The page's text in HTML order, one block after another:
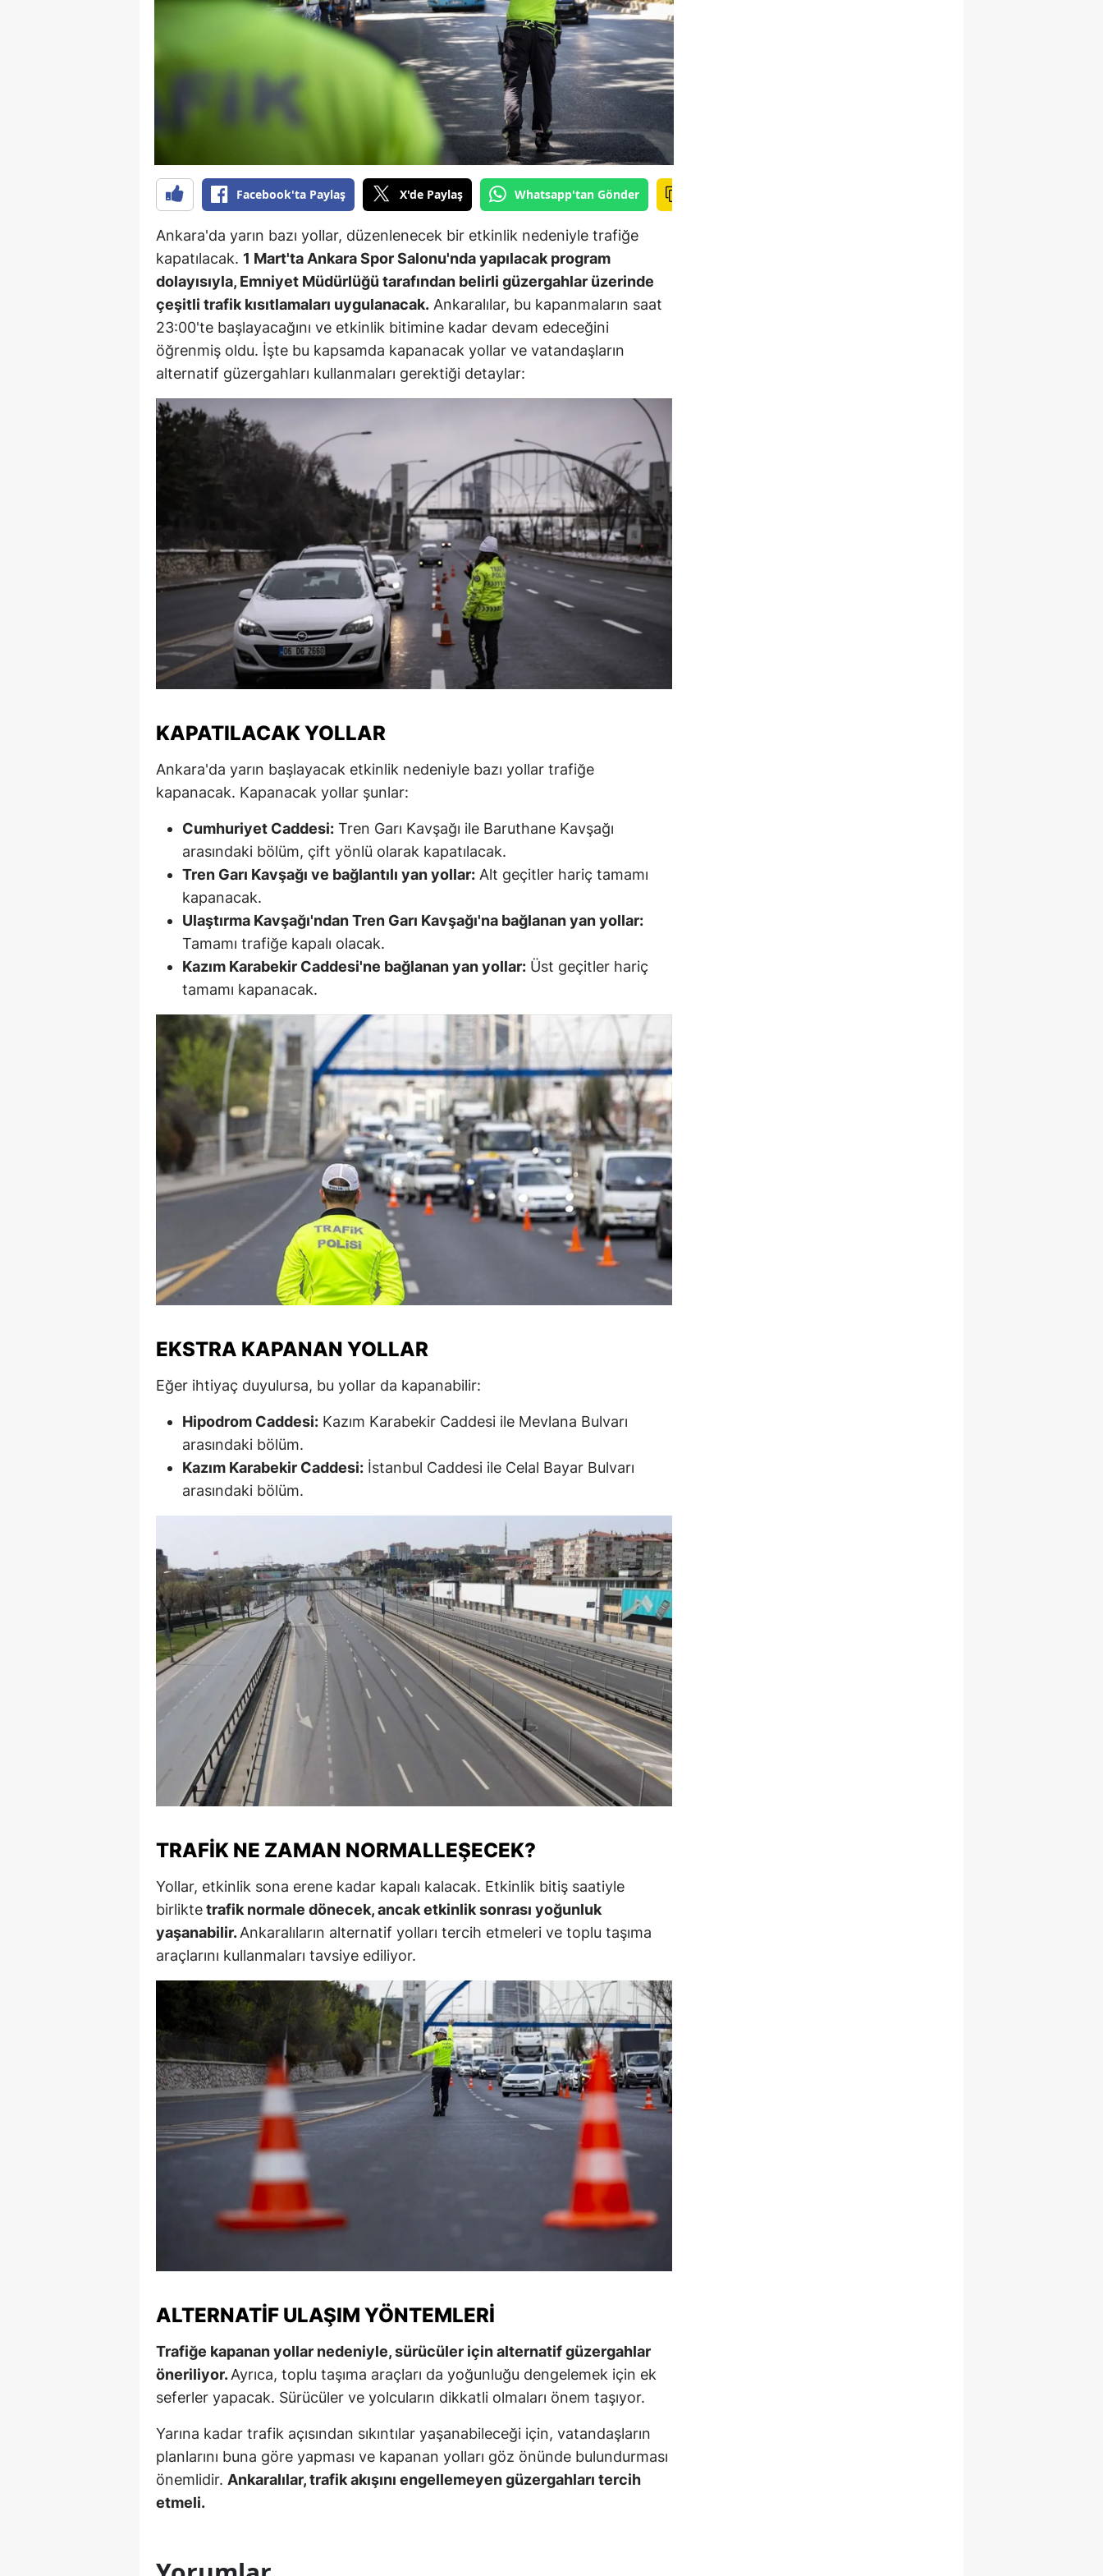
Bilecik
Bingöl
Bursa
Çankırı
Çorum
Denizli
Diyarbakır
Erzurum
Eskişehir
Gaziantep
Giresun
Gümüşhane
Hakkari
Hatay
Isparta
İstanbul
İzmir
Kars
Kayseri
Kırklareli
Kocaeli
Konya
Kütahya
Malatya
Manisa
Kahramanmaraş
Mardin
Muğla
Muş
Rize
Sakarya
Sinop
Sivas
Tekirdağ
Tokat
Trabzon
Tunceli
Şanlıurfa
Uşak
Zonguldak
Aksaray
Karaman
Kırıkkale
Batman
Şırnak
Karabük
Kilis
Osmaniye
Düzce
Facebook'ta Paylaş X'de Paylaş Whatsapp'tan Gönder
Ankara'da yarın bazı yollar, düzenlenecek bir etkinlik nedeniyle trafiğe
kapatılacak. 1 Mart'ta Ankara Spor Salonu'nda yapılacak program
dolayısıyla, Emniyet Müdürlüğü tarafından belirli güzergahlar üzerinde
çeşitli trafik kısıtlamaları uygulanacak. Ankaralılar, bu kapanmaların saat
23:00'te başlayacağını ve etkinlik bitimine kadar devam edeceğini
öğrenmiş oldu. İşte bu kapsamda kapanacak yollar ve vatandaşların
alternatif güzergahları kullanmaları gerektiği detaylar:
KAPATILACAK YOLLAR
Ankara'da yarın başlayacak etkinlik nedeniyle bazı yollar trafiğe
kapanacak. Kapanacak yollar şunlar:
Cumhuriyet Caddesi: Tren Garı Kavşağı ile Baruthane Kavşağı
arasındaki bölüm, çift yönlü olarak kapatılacak.
Tren Garı Kavşağı ve bağlantılı yan yollar: Alt geçitler hariç tamamı
kapanacak.
Ulaştırma Kavşağı'ndan Tren Garı Kavşağı'na bağlanan yan yollar:
Tamamı trafiğe kapalı olacak.
Kazım Karabekir Caddesi'ne bağlanan yan yollar: Üst geçitler hariç
tamamı kapanacak.
EKSTRA KAPANAN YOLLAR
Eğer ihtiyaç duyulursa, bu yollar da kapanabilir:
Hipodrom Caddesi: Kazım Karabekir Caddesi ile Mevlana Bulvarı
arasındaki bölüm.
Kazım Karabekir Caddesi: İstanbul Caddesi ile Celal Bayar Bulvarı
arasındaki bölüm.
TRAFIK NE ZAMAN NORMALLEŞECEK?
Yollar, etkinlik sona erene kadar kapalı kalacak. Etkinlik bitiş saatiyle
birliktetrafik normale dönecek, ancak etkinlik sonrası yoğunluk
yaşanabilir.Ankaralıların alternatif yolları tercih etmeleri ve toplu taşıma
araçlarını kullanmaları tavsiye ediliyor.
ALTERNATIF ULAŞIM YÖNTEMLERI
Trafiğe kapanan yollar nedeniyle, sürücüler için alternatif güzergahlar
öneriliyor.Ayrıca, toplu taşıma araçları da yoğunluğu dengelemek için ek
seferler yapacak. Sürücüler ve yolcuların dikkatli olmaları önem taşıyor.
Yarına kadar trafik açısından sıkıntılar yaşanabileceği için, vatandaşların
planlarını buna göre yapması ve kapanan yolları göz önünde bulundurması
önemlidir. Ankaralılar, trafik akışını engellemeyen güzergahları tercih
etmeli.